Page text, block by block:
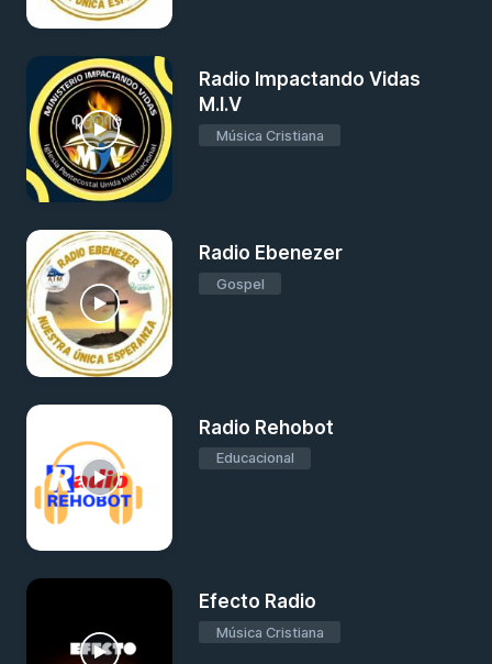
Radio Impactando Vidas
M.I.V
Música Cristiana
Radio Ebenezer
Gospel
Radio Rehobot
Educacional
Efecto Radio
Música Cristiana